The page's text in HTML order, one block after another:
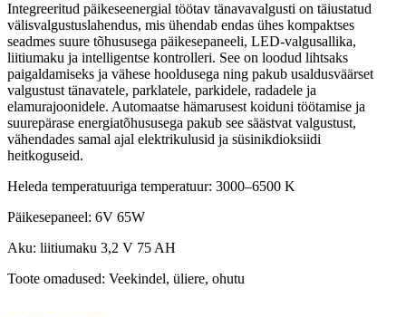
Integreeritud päikeseenergial töötav tänavavalgusti on täiustatud
välisvalgustuslahendus, mis ühendab endas ühes kompaktses
seadmes suure tõhususega päikesepaneeli, LED-valgusallika,
liitiumaku ja intelligentse kontrolleri. See on loodud lihtsaks
paigaldamiseks ja vähese hooldusega ning pakub usaldusväärset
valgustust tänavatele, parklatele, parkidele, radadele ja
elamurajoonidele. Automaatse hämarusest koiduni töötamise ja
suurepärase energiatõhususega pakub see säästvat valgustust,
vähendades samal ajal elektrikulusid ja süsinikdioksiidi
heitkoguseid.
Heleda temperatuuriga temperatuur: 3000–6500 K
Päikesepaneel: 6V 65W
Aku: liitiumaku 3,2 V 75 AH
Toote omadused: Veekindel, üliere, ohutu